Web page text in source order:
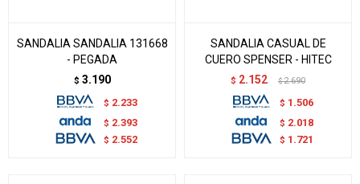
SANDALIA SANDALIA 131668
- PEGADA
$ 3.190
$ 2.233
$ 2.393
$ 2.552
SANDALIA CASUAL DE
CUERO SPENSER - HITEC
$ 2.152 $ 2.690
$ 1.506
$ 2.018
$ 1.721